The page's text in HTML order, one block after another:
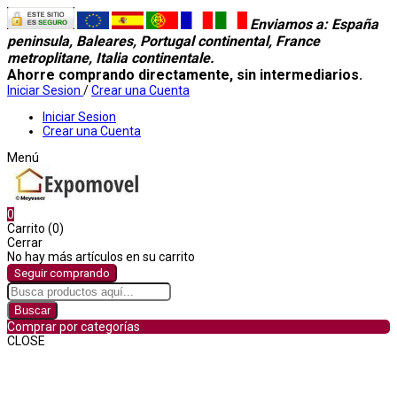
Enviamos a: España
peninsula, Baleares, Portugal continental, France
metroplitane, Italia continentale.
Ahorre comprando directamente, sin intermediarios.
Iniciar Sesion /Crear una Cuenta
Iniciar Sesion
Crear una Cuenta
Menú
0
Carrito (0)
Cerrar
No hay más artículos en su carrito
Seguir comprando
Buscar
Comprar por categorías
CLOSE